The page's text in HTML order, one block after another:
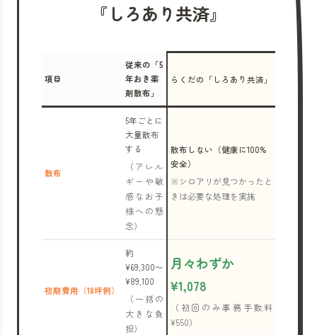
『しろあり共済』
項目
従来の「5
年おき薬
剤散布」
らくだの「しろあり共済」
散布
5年ごとに
大量散布
する
（アレル
ギーや敏
感なお子
様への懸
念）
散布しない（健康に100%
安全）
※シロアリが見つかったと
きは必要な処理を実施
初期費用（18坪例）
約
¥69,300〜
¥89,100
（一括の
大きな負
担）
月々わずか
¥1,078
（初回のみ事務手数料
¥550）